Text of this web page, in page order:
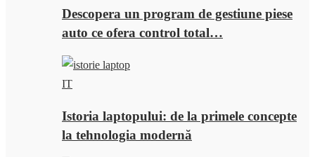
Descopera un program de gestiune piese
auto ce ofera control total…
IT
Istoria laptopului: de la primele concepte
la tehnologia modernă